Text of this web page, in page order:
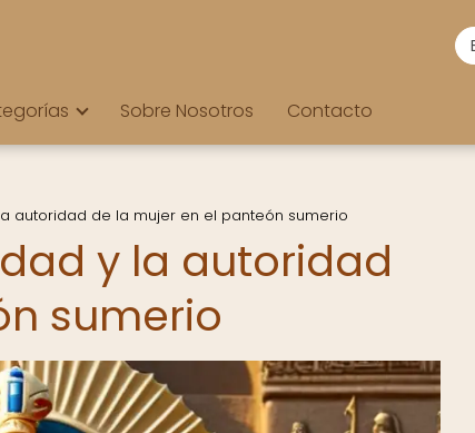
Sobre Nosotros Contacto
autoridad de la mujer en el panteón sumerio
y la autoridad
sumerio